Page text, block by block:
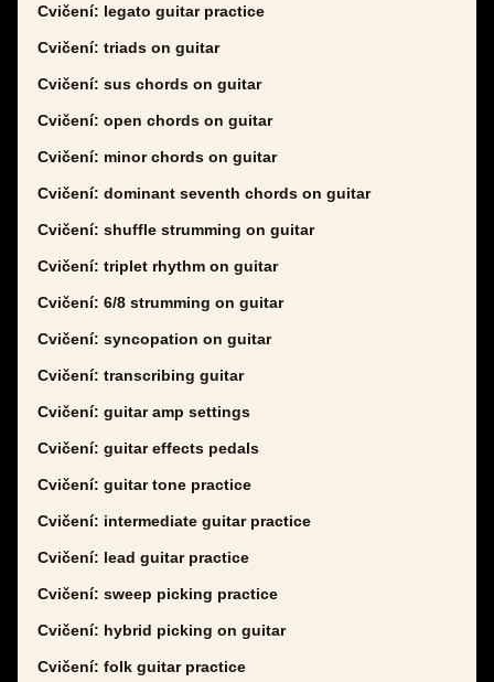
Cvičení: legato guitar practice
Cvičení: triads on guitar
Cvičení: sus chords on guitar
Cvičení: open chords on guitar
Cvičení: minor chords on guitar
Cvičení: dominant seventh chords on guitar
Cvičení: shuffle strumming on guitar
Cvičení: triplet rhythm on guitar
Cvičení: 6/8 strumming on guitar
Cvičení: syncopation on guitar
Cvičení: transcribing guitar
Cvičení: guitar amp settings
Cvičení: guitar effects pedals
Cvičení: guitar tone practice
Cvičení: intermediate guitar practice
Cvičení: lead guitar practice
Cvičení: sweep picking practice
Cvičení: hybrid picking on guitar
Cvičení: folk guitar practice